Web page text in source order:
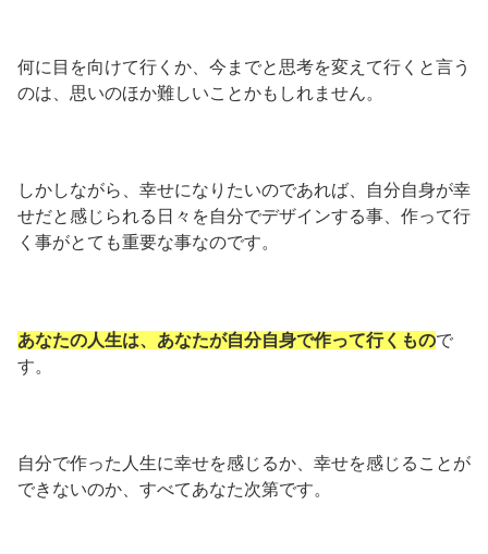
何に目を向けて行くか、今までと思考を変えて行くと言う
のは、思いのほか難しいことかもしれません。
しかしながら、幸せになりたいのであれば、自分自身が幸
せだと感じられる日々を自分でデザインする事、作って行
く事がとても重要な事なのです。
あなたの人生は、あなたが自分自身で作って行くもので
す。
自分で作った人生に幸せを感じるか、幸せを感じることが
できないのか、すべてあなた次第です。